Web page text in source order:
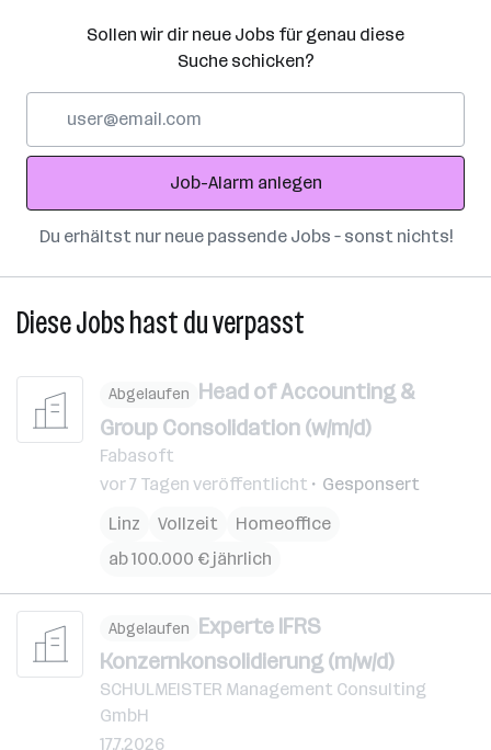
Sollen wir dir neue Jobs für genau diese
Suche schicken?
Adresse
Job-Alarm anlegen
Du erhältst nur neue passende Jobs – sonst nichts!
Diese Jobs hast du verpasst
Abgelaufen Head of Accounting &
Group Consolidation (w/m/d)
Fabasoft
vor 7 Tagen veröffentlicht
Gesponsert
Linz
Vollzeit
Homeoffice
ab 100.000 € jährlich
Abgelaufen Experte IFRS
Konzernkonsolidierung (m/w/d)
SCHULMEISTER Management Consulting
GmbH
17.7.2026